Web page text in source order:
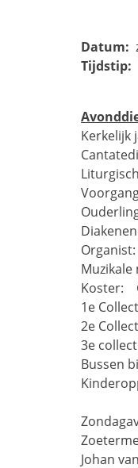
Datum:
Tijdstip:
Kerkelijk
Koster:
1e
2e
3e
Bussen
Johan